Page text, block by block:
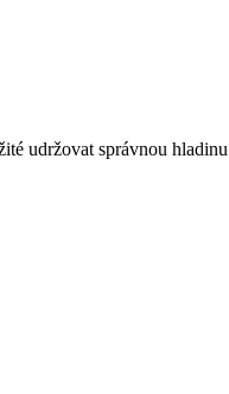
udržovat správnou